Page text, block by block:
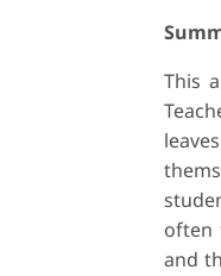
This
often
and